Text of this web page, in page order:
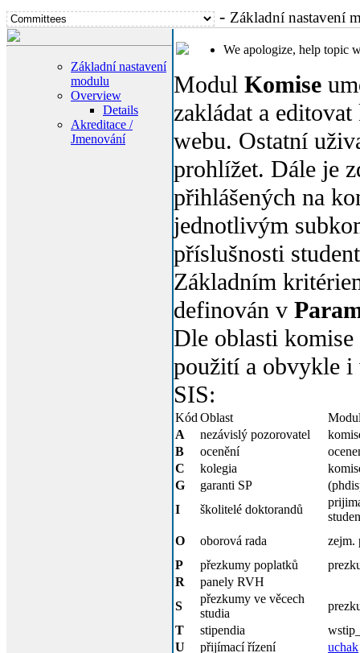
- Základní nastavení
Základní nastavení
modulu
Overview
Details
Akreditace /
Jmenování
We apologize, help topic
Modul Komise
zakládat a
webu. Ostatní
prohlížet. Dále je
přihlášených na
jednotlivým
příslušnosti
Základním
definován v
Dle oblasti
použití a obvykle i
SIS:
Kód Oblast
A
nezávislý pozorovatel
B
ocenění
C
kolegia
G
garanti SP
I
školitelé doktorandů
O
oborová rada
zejm.
P
přezkumy poplatků
R
panely RVH
S
přezkumy ve věcech
studia
T
stipendia
U
přijímací řízení
uchak